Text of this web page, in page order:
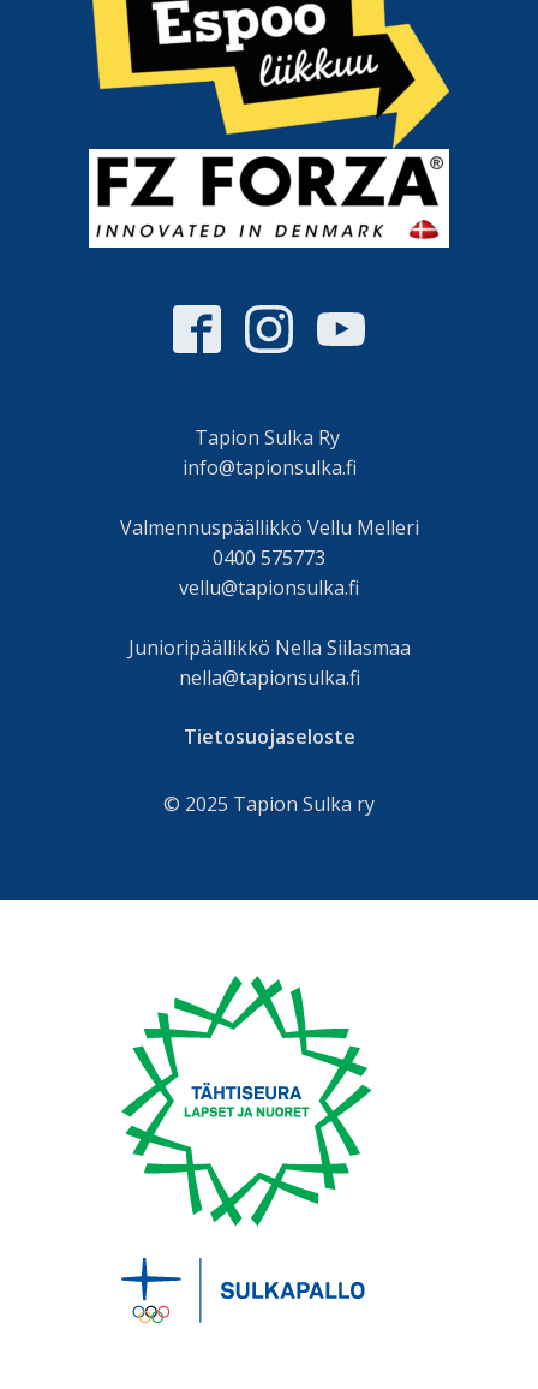
Tapion Sulka Ry
info@tapionsulka.fi
Valmennuspäällikkö Vellu Melleri
0400 575773
vellu@tapionsulka.fi
Junioripäällikkö Nella Siilasmaa
nella@tapionsulka.fi
Tietosuojaseloste
© 2025 Tapion Sulka ry